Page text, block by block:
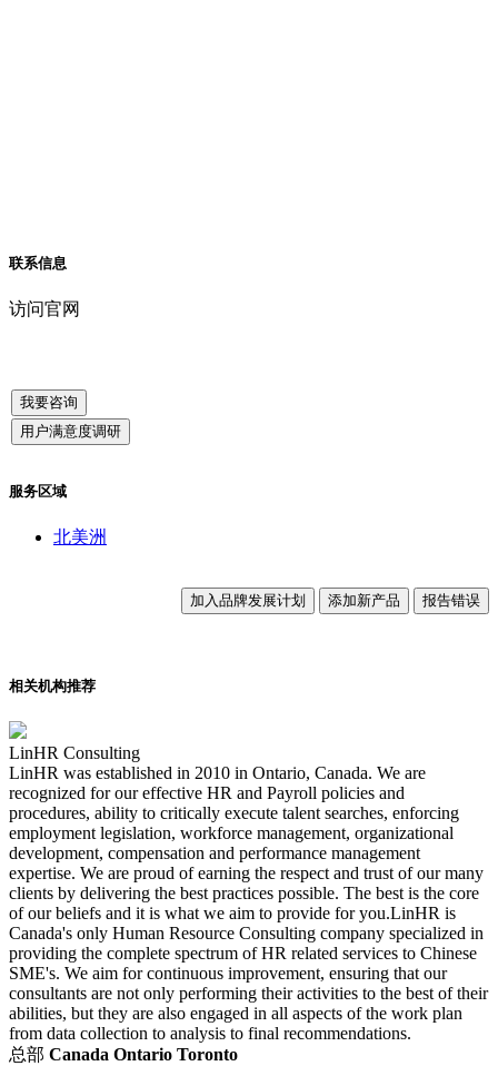
联系信息
访问官网
我要咨询
用户满意度调研
服务区域
北美洲
加入品牌发展计划 添加新产品 报告错误
相关机构推荐
LinHR Consulting
LinHR was established in 2010 in Ontario, Canada. We are
recognized for our effective HR and Payroll policies and
procedures, ability to critically execute talent searches, enforcing
employment legislation, workforce management, organizational
development, compensation and performance management
expertise. We are proud of earning the respect and trust of our many
clients by delivering the best practices possible. The best is the core
of our beliefs and it is what we aim to provide for you. ​LinHR is
Canada's only Human Resource Consulting company specialized in
providing the complete spectrum of HR related services to Chinese
SME's. We aim for continuous improvement, ensuring that our
consultants are not only performing their activities to the best of their
abilities, but they are also engaged in all aspects of the work plan
from data collection to analysis to final recommendations.
总部 Canada Ontario Toronto